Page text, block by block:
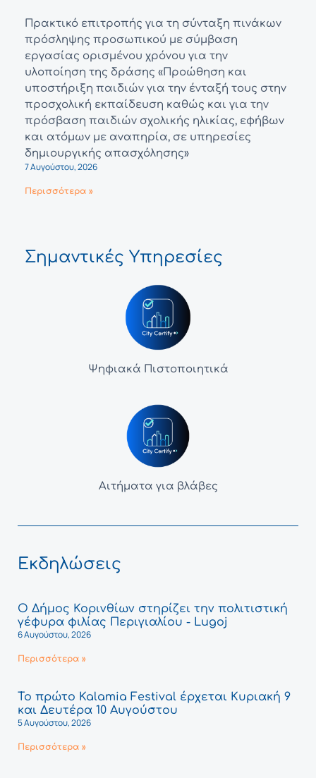
Πρακτικό επιτροπής για τη σύνταξη πινάκων
πρόσληψης προσωπικού με σύμβαση
εργασίας ορισμένου χρόνου για την
υλοποίηση της δράσης «Προώθηση και
υποστήριξη παιδιών για την ένταξή τους στην
προσχολική εκπαίδευση καθώς και για την
πρόσβαση παιδιών σχολικής ηλικίας, εφήβων
και ατόμων με αναπηρία, σε υπηρεσίες
δημιουργικής απασχόλησης»
7 Αυγούστου, 2026
Περισσότερα »
Σημαντικές Υπηρεσίες
Ψηφιακά Πιστοποιητικά
Αιτήματα για βλάβες
Εκδηλώσεις
Ο Δήμος Κορινθίων στηρίζει την πολιτιστική
γέφυρα φιλίας Περιγιαλίου - Lugoj
6 Αυγούστου, 2026
Περισσότερα »
Το πρώτο Kalamia Festival έρχεται Κυριακή 9
και Δευτέρα 10 Αυγούστου
5 Αυγούστου, 2026
Περισσότερα »